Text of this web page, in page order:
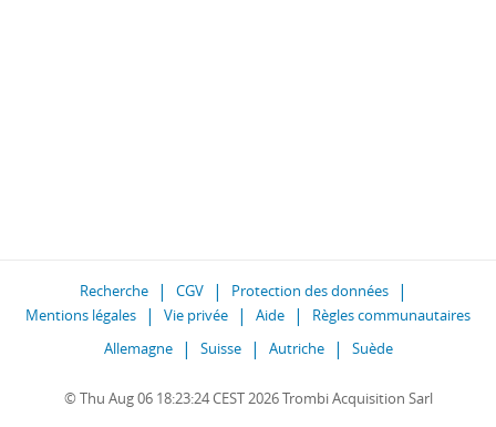
Recherche CGV
Protection des données
Mentions légales
Vie privée Aide
Règles communautaires
Allemagne
Suisse Autriche Suède
© Thu Aug 06 18:23:24 CEST 2026 Trombi Acquisition Sarl